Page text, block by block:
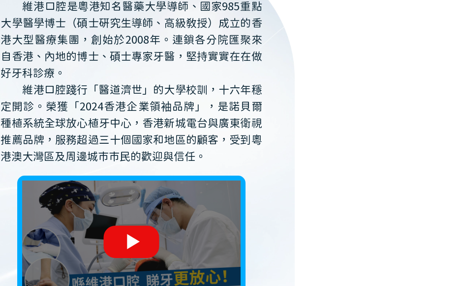
維港口腔是粵港知名醫藥大學導師、國家985重點
大學醫學博士（碩士研究生導師、高級教授）成立的香
港大型醫療集團，創始於2008年。連鎖各分院匯聚來
自香港、內地的博士、碩士專家牙醫，堅持實實在在做
好牙科診療。
維港口腔踐行「醫道濟世」的大學校訓，十六年穩
定開診。榮獲「2024香港企業領袖品牌」，是諾貝爾
種植系統全球放心植牙中心，香港新城電台與廣東衛視
推薦品牌，服務超過三十個國家和地區的顧客，受到粵
港澳大灣區及周邊城市市民的歡迎與信任。